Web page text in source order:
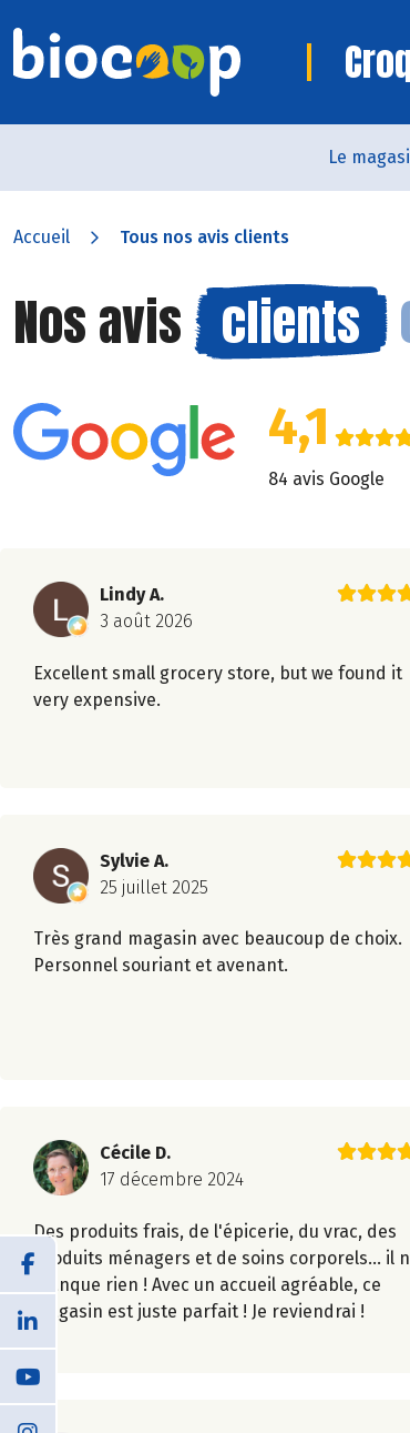
Le
Accueil Tous nos avis clients
Nos avis clients
4,1
84 avis Google
Lindy A.
3 août 2026
Excellent small grocery store, but we found it
very expensive.
Sylvie A.
25 juillet 2025
Très grand magasin avec beaucoup de choix.
Personnel souriant et avenant.
Cécile D.
17 décembre 2024
Des produits frais, de l'épicerie, du vrac, des
produits ménagers et de soins corporels... il
manque rien ! Avec un accueil agréable, ce
magasin est juste parfait ! Je reviendrai !